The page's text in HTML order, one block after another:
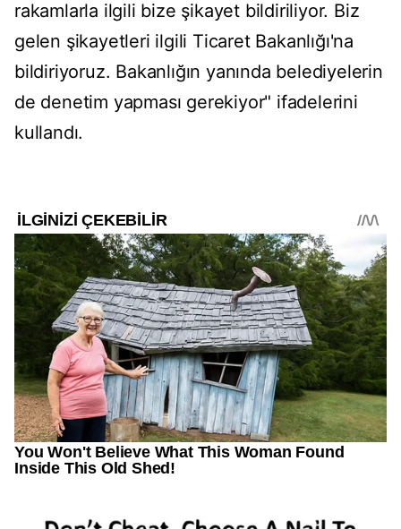
rakamlarla ilgili bize şikayet bildiriliyor. Biz
gelen şikayetleri ilgili Ticaret Bakanlığı'na
bildiriyoruz. Bakanlığın yanında belediyelerin
de denetim yapması gerekiyor" ifadelerini
kullandı.